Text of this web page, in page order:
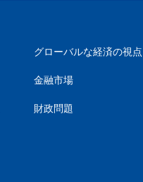
グローバルな経済の視点
金融市場
財政問題